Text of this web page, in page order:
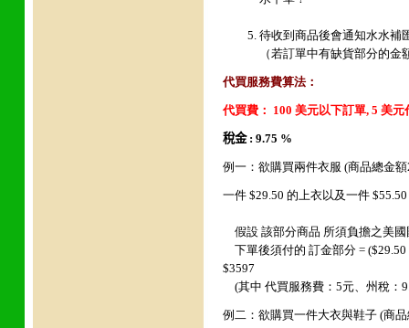
待收到商品後會通知水水補
（若訂單中有缺貨部分的
代買服務費算法：
代買費： 100 美元以下訂單, 5 美
稅金 : 9.75 %
例一：欲購買兩件衣服 (商品總金
一件 $29.50 的上衣以及一件
假設 該部分商品 所須負擔之美國
下單後須付的 訂金部分 = ($29.50
$3597
(其中 代買服務費：5元、州稅：
例二：欲購買一件大衣與鞋子 (商